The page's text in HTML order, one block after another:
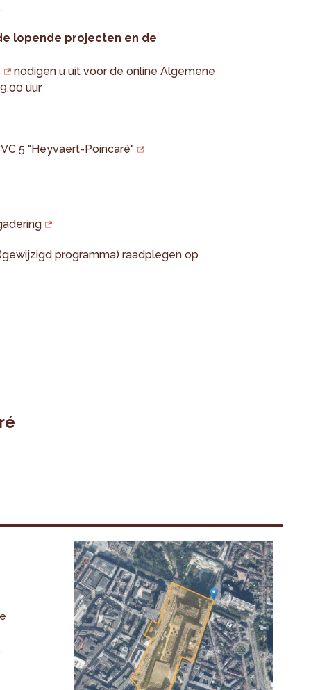
lopende projecten en de
nodigen u uit voor de online Algemene
uur
5 "Heyvaert-Poincaré"
programma) raadplegen op